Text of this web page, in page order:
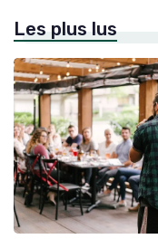
Les plus lus